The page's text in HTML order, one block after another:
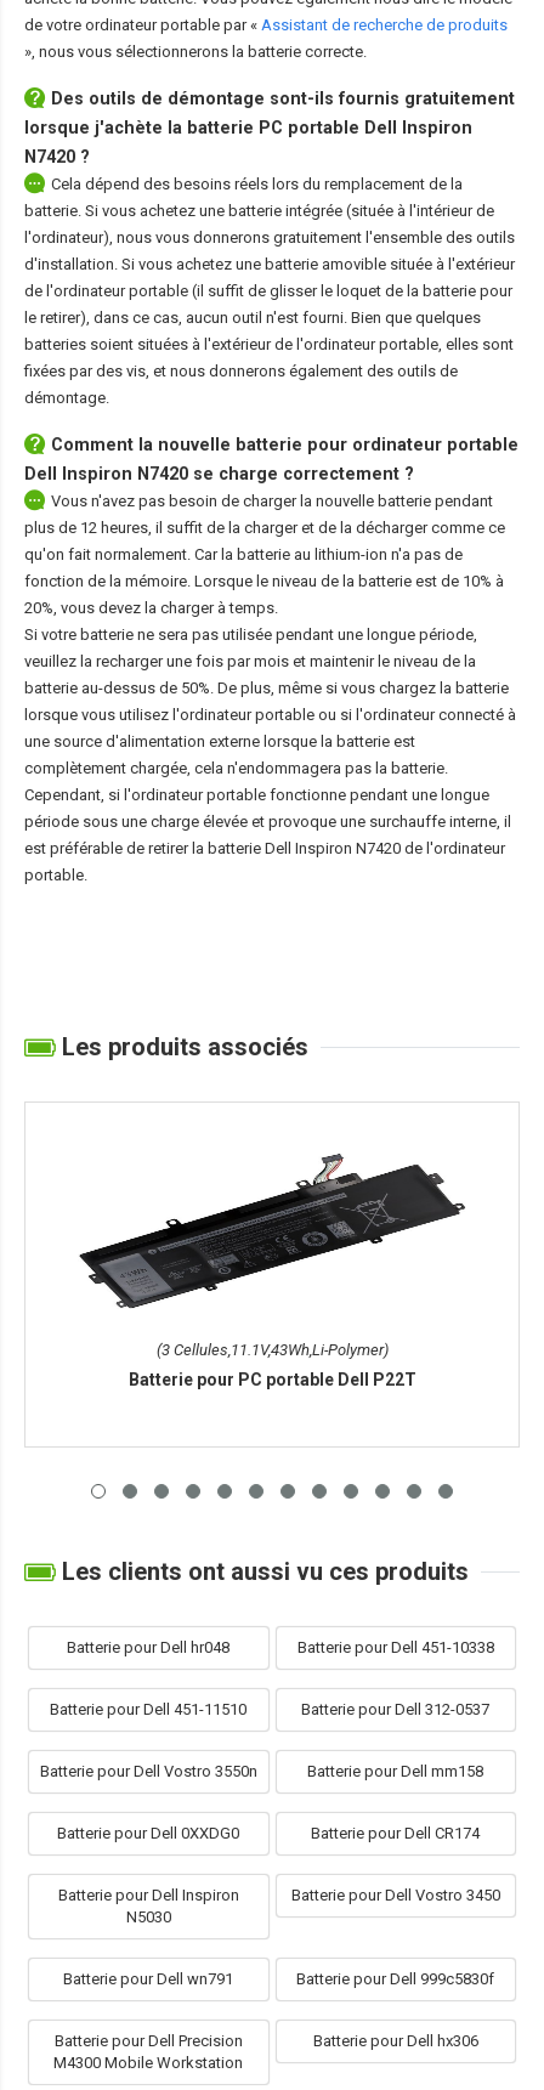
de votre ordinateur portable par « Assistant de recherche de produits
», nous vous sélectionnerons la batterie correcte.
Des outils de démontage sont-ils fournis gratuitement
lorsque j'achète la batterie PC portable Dell Inspiron
N7420 ?
Cela dépend des besoins réels lors du remplacement de la
batterie. Si vous achetez une batterie intégrée (située à l'intérieur de
l'ordinateur), nous vous donnerons gratuitement l'ensemble des outils
d'installation. Si vous achetez une batterie amovible située à l'extérieur
de l'ordinateur portable (il suffit de glisser le loquet de la batterie pour
le retirer), dans ce cas, aucun outil n'est fourni. Bien que quelques
batteries soient situées à l'extérieur de l'ordinateur portable, elles sont
fixées par des vis, et nous donnerons également des outils de
démontage.
Comment la nouvelle batterie pour ordinateur portable
Dell Inspiron N7420 se charge correctement ?
Vous n'avez pas besoin de charger la nouvelle batterie pendant
plus de 12 heures, il suffit de la charger et de la décharger comme ce
qu'on fait normalement. Car la batterie au lithium-ion n'a pas de
fonction de la mémoire. Lorsque le niveau de la batterie est de 10% à
20%, vous devez la charger à temps.
Si votre batterie ne sera pas utilisée pendant une longue période,
veuillez la recharger une fois par mois et maintenir le niveau de la
batterie au-dessus de 50%. De plus, même si vous chargez la batterie
lorsque vous utilisez l'ordinateur portable ou si l'ordinateur connecté à
une source d'alimentation externe lorsque la batterie est
complètement chargée, cela n'endommagera pas la batterie.
Cependant, si l'ordinateur portable fonctionne pendant une longue
période sous une charge élevée et provoque une surchauffe interne, il
est préférable de retirer la batterie Dell Inspiron N7420 de l'ordinateur
portable.
Les produits associés
(3 Cellules,11.1V,43Wh,Li-Polymer)
Batterie pour PC portable Dell P22T
Les clients ont aussi vu ces produits
Batterie pour Dell hr048 Batterie pour Dell 451-10338
Batterie pour Dell 451-11510 Batterie pour Dell 312-0537
Batterie pour Dell Vostro 3550n Batterie pour Dell mm158
Batterie pour Dell 0XXDG0 Batterie pour Dell CR174
Batterie pour Dell Inspiron
N5030
Batterie pour Dell Vostro 3450
Batterie pour Dell wn791 Batterie pour Dell 999c5830f
Batterie pour Dell Precision
M4300 Mobile Workstation
Batterie pour Dell hx306